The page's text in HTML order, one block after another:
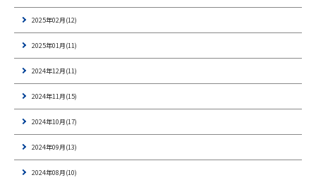
2025年02月(12)
2025年01月(11)
2024年12月(11)
2024年11月(15)
2024年10月(17)
2024年09月(13)
2024年08月(10)